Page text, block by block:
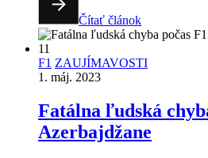
Čítať článok
F1 ZAUJÍMAVOSTI
1. máj. 2023
Fatálna ľudská
Azerbajdžane